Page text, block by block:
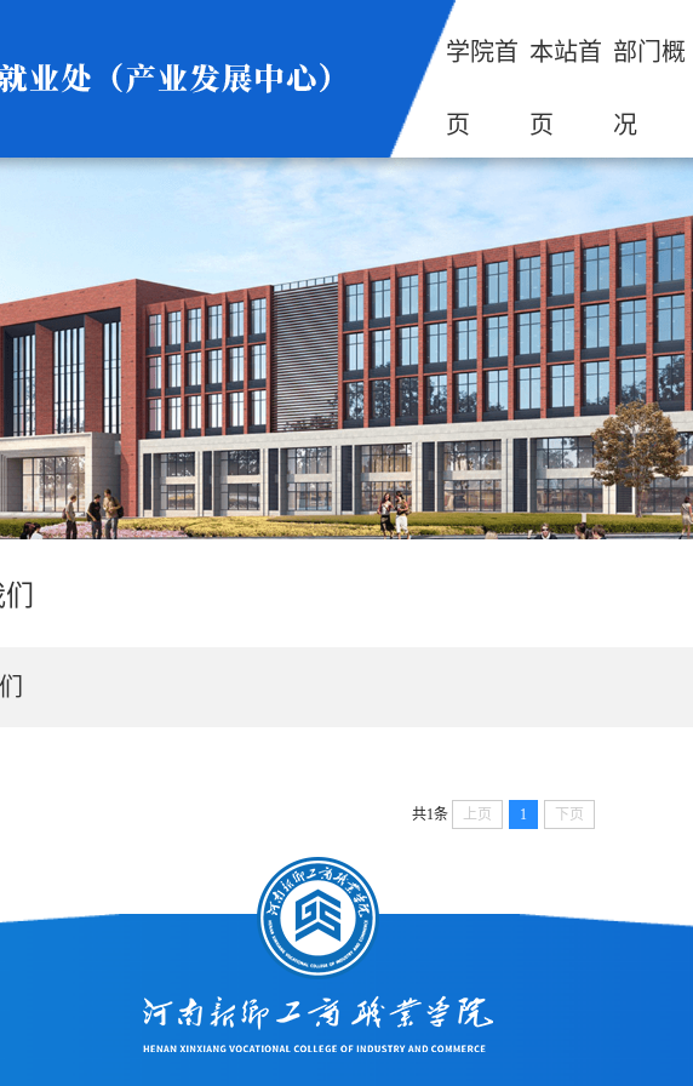
学院首
页
本站首
页
部门概
况
共1条 上页 1 下页